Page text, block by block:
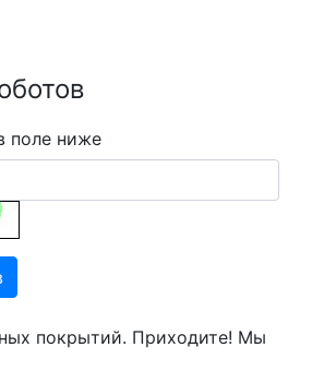
поле ниже
покрытий. Приходите! Мы